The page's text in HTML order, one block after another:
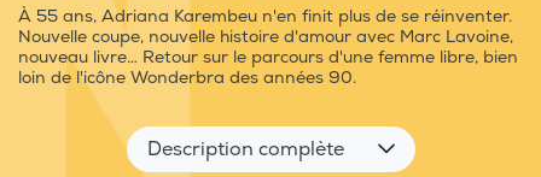
À 55 ans, Adriana Karembeu n'en finit plus de se réinventer.
Nouvelle coupe, nouvelle histoire d'amour avec Marc Lavoine,
nouveau livre… Retour sur le parcours d'une femme libre, bien
loin de l'icône Wonderbra des années 90.
Description complète